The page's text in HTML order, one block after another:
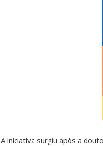
A iniciativa surgiu após a